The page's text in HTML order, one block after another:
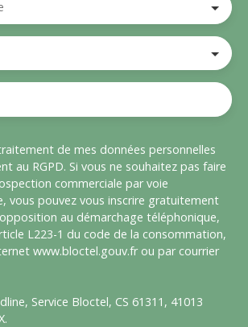
de mes données personnelles
au RGPD. Si vous ne souhaitez pas faire
commerciale par voie
vous pouvez vous inscrire gratuitement
au démarchage téléphonique,
L223-1 du code de la consommation,
www.bloctel.gouv.fr ou par courrier
Service Bloctel, CS 61311, 41013